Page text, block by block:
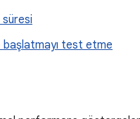
süresi
test etme